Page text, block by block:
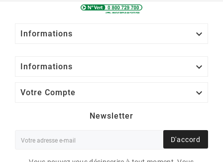
Informations 
Informations 
Votre Compte 
Newsletter
D'accord